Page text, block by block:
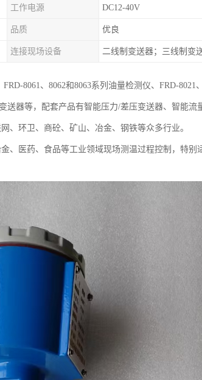
工作电源 DC12-40V
品质 优良
连接现场设备 二线制变送器；三线制变
8061、8062和8063系列油量检测仪、FRD-8021、
送器等，配套产品有智能压力/差压变送器、智能流
、环卫、商砼、矿山、冶金、钢铁等众多行业。
、医药、食品等工业领域现场测温过程控制，特别